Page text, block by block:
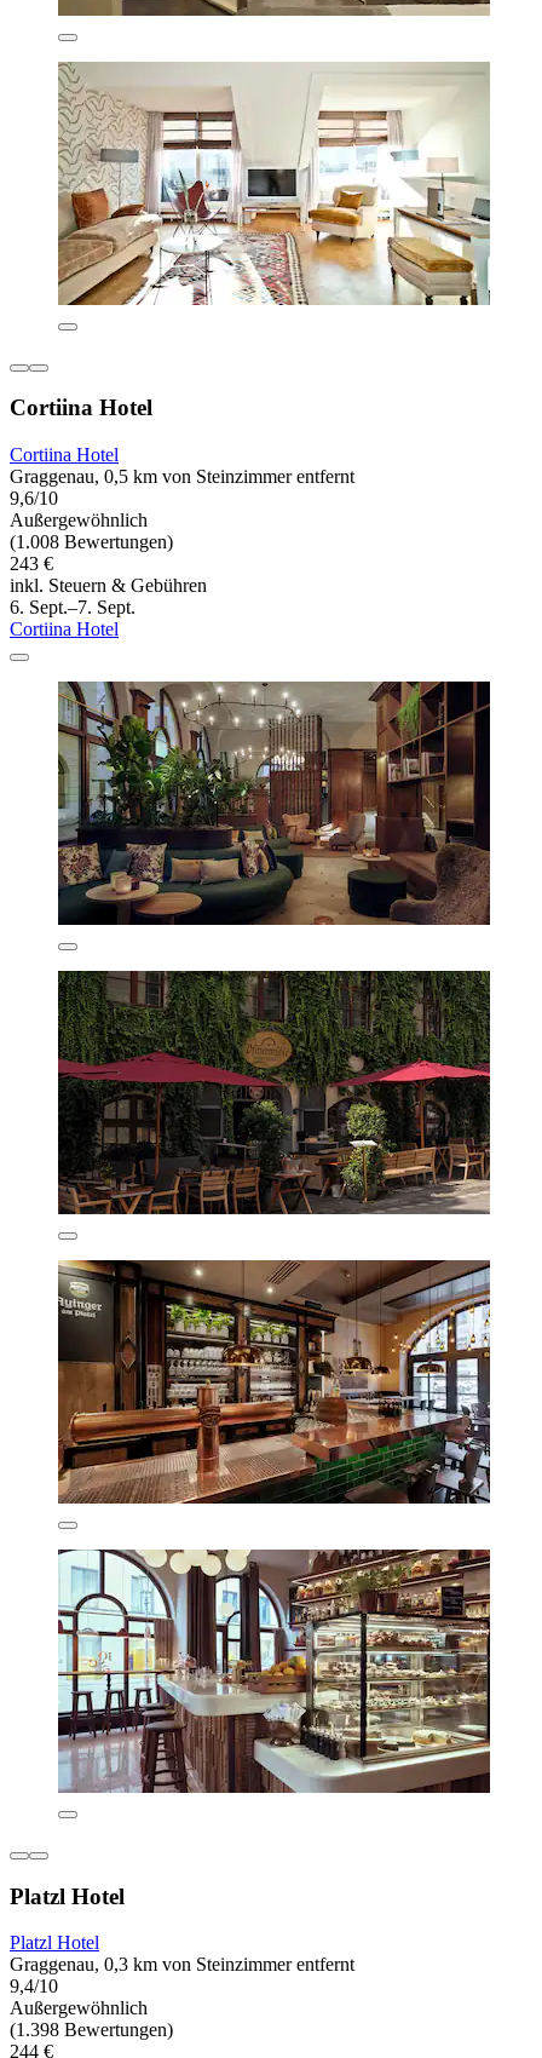
Cortiina Hotel
Cortiina Hotel
Graggenau, 0,5 km von Steinzimmer entfernt
9,6/10
Außergewöhnlich
(1.008 Bewertungen)
243 €
inkl. Steuern & Gebühren
6. Sept.–7. Sept.
Cortiina Hotel
Platzl Hotel
Platzl Hotel
Graggenau, 0,3 km von Steinzimmer entfernt
9,4/10
Außergewöhnlich
(1.398 Bewertungen)
244 €